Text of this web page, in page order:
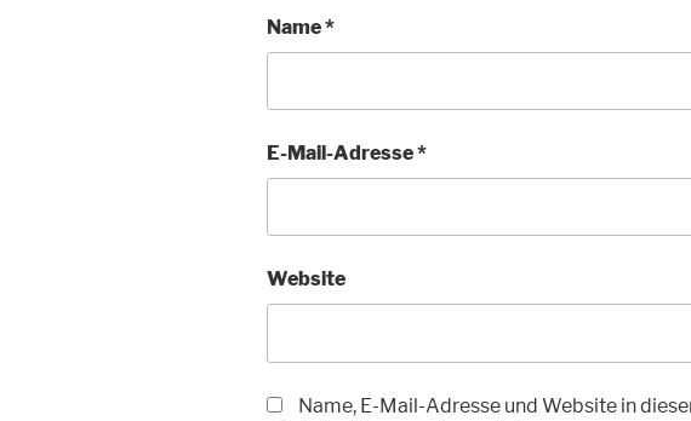
Name*
E-Mail-Adresse*
Website
Name, E-Mail-Adresse und Website in